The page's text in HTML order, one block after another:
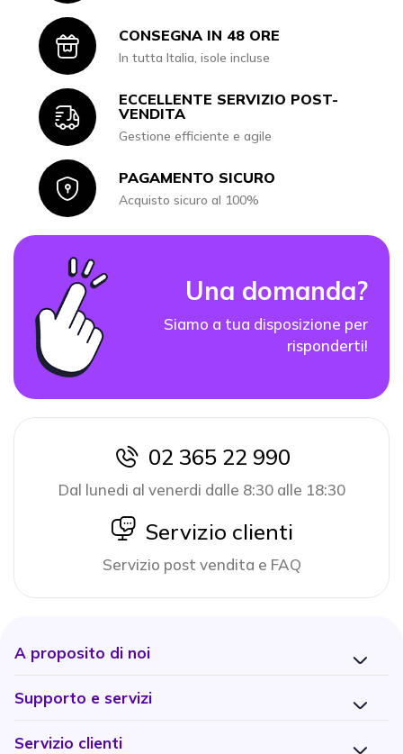
IconCONSEGNA IN 48 ORE
In tutta Italia, isole incluse
Icon
ECCELLENTE SERVIZIO POST-
VENDITA
Gestione efficiente e agile
IconPAGAMENTO SICURO
Acquisto sicuro al 100%
Una domanda?
Siamo a tua disposizione per
risponderti!
icon
02 365 22 990
Dal lunedi al venerdi dalle 8:30 alle 18:30
icon
Servizio clienti
Servizio post vendita e FAQ
A proposito di noi
Supporto e servizi
Servizio clienti